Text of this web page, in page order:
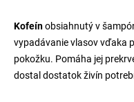
Kofeínobsiahnutý v
vypadávanie vlasov vďaka
pokožku. Pomáha jej
dostal dostatok živín